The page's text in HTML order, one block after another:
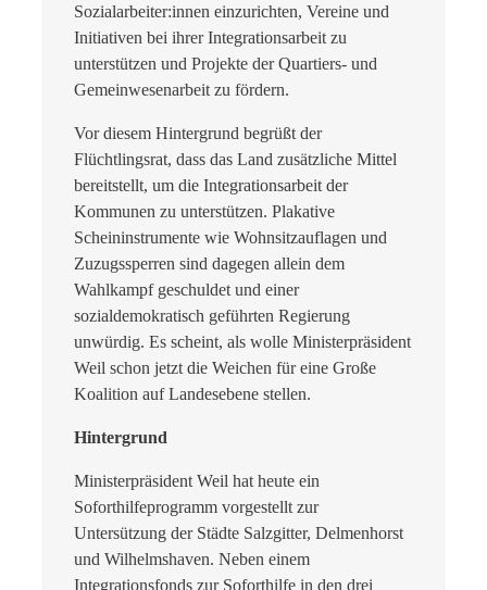
Sozialarbeiter:innen einzurichten, Vereine und
Initiativen bei ihrer Integrationsarbeit zu
unterstützen und Projekte der Quartiers- und
Gemeinwesenarbeit zu fördern.
Vor diesem Hintergrund begrüßt der
Flüchtlingsrat, dass das Land zusätzliche Mittel
bereitstellt, um die Integrationsarbeit der
Kommunen zu unterstützen. Plakative
Scheininstrumente wie Wohnsitzauflagen und
Zuzugssperren sind dagegen allein dem
Wahlkampf geschuldet und einer
sozialdemokratisch geführten Regierung
unwürdig. Es scheint, als wolle Ministerpräsident
Weil schon jetzt die Weichen für eine Große
Koalition auf Landesebene stellen.
Hintergrund
Ministerpräsident Weil hat heute ein
Soforthilfeprogramm vorgestellt zur
Untersützung der Städte Salzgitter, Delmenhorst
und Wilhelmshaven. Neben einem
Integrationsfonds zur Soforthilfe in den drei